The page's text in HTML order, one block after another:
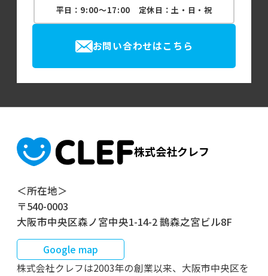
平日：9:00～17:00 定休日：土・日・祝
お問い合わせはこちら
株式会社クレフ
＜所在地＞
〒540-0003
大阪市中央区森ノ宮中央1-14-2 鵲森之宮ビル8F
Google map
株式会社クレフは2003年の創業以来、大阪市中央区を